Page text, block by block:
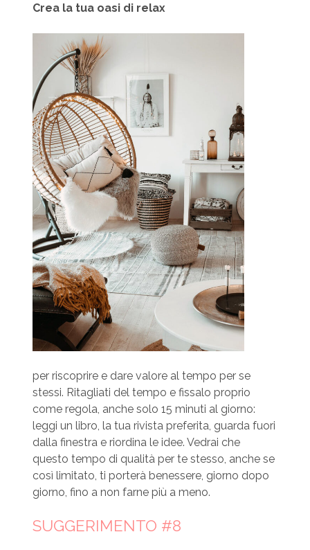
Crea la tua oasi di relax
per riscoprire e dare valore al tempo per se
stessi. Ritagliati del tempo e fissalo proprio
come regola, anche solo 15 minuti al giorno:
leggi un libro, la tua rivista preferita, guarda fuori
dalla finestra e riordina le idee. Vedrai che
questo tempo di qualità per te stesso, anche se
così limitato, ti porterà benessere, giorno dopo
giorno, fino a non farne più a meno.
SUGGERIMENTO #8